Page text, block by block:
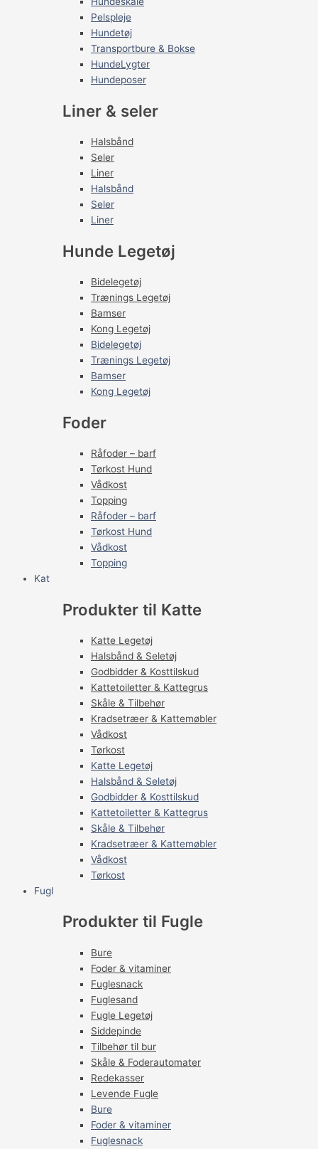
Pelspleje
Hundetøj
Transportbure & Bokse
HundeLygter
Hundeposer
Liner & seler
Halsbånd
Seler
Liner
Halsbånd
Seler
Liner
Hunde Legetøj
Bidelegetøj
Trænings Legetøj
Bamser
Kong Legetøj
Bidelegetøj
Trænings Legetøj
Bamser
Kong Legetøj
Foder
Råfoder – barf
Tørkost Hund
Vådkost
Topping
Råfoder – barf
Tørkost Hund
Vådkost
Topping
Kat
Produkter til Katte
Katte Legetøj
Halsbånd & Seletøj
Godbidder & Kosttilskud
Kattetoiletter & Kattegrus
Skåle & Tilbehør
Kradsetræer & Kattemøbler
Vådkost
Tørkost
Katte Legetøj
Halsbånd & Seletøj
Godbidder & Kosttilskud
Kattetoiletter & Kattegrus
Skåle & Tilbehør
Kradsetræer & Kattemøbler
Vådkost
Tørkost
Fugl
Produkter til Fugle
Bure
Foder & vitaminer
Fuglesnack
Fuglesand
Fugle Legetøj
Siddepinde
Tilbehør til bur
Skåle & Foderautomater
Redekasser
Levende Fugle
Bure
Foder & vitaminer
Fuglesnack